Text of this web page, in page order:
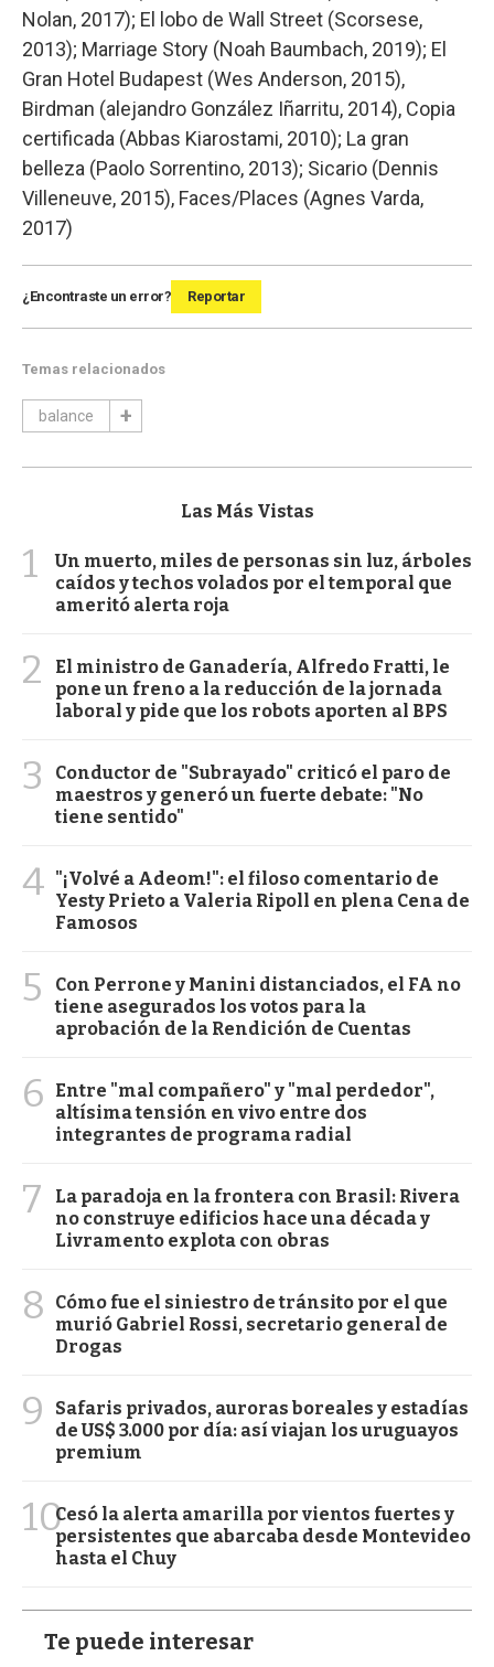
Nolan, 2017); El lobo de Wall Street (Scorsese,
2013); Marriage Story (Noah Baumbach, 2019); El
Gran Hotel Budapest (Wes Anderson, 2015),
Birdman (alejandro González Iñarritu, 2014), Copia
certificada (Abbas Kiarostami, 2010); La gran
belleza (Paolo Sorrentino, 2013); Sicario (Dennis
Villeneuve, 2015), Faces/Places (Agnes Varda,
2017)
¿Encontraste un error? Reportar
Temas relacionados
balance
Las Más Vistas
1
Un muerto, miles de personas sin luz, árboles
caídos y techos volados por el temporal que
ameritó alerta roja
2
El ministro de Ganadería, Alfredo Fratti, le
pone un freno a la reducción de la jornada
laboral y pide que los robots aporten al BPS
3
Conductor de "Subrayado" criticó el paro de
maestros y generó un fuerte debate: "No
tiene sentido"
4 "¡Volvé a Adeom!": el filoso comentario de
Yesty Prieto a Valeria Ripoll en plena Cena de
Famosos
5
Con Perrone y Manini distanciados, el FA no
tiene asegurados los votos para la
aprobación de la Rendición de Cuentas
6
Entre "mal compañero" y "mal perdedor",
altísima tensión en vivo entre dos
integrantes de programa radial
7
La paradoja en la frontera con Brasil: Rivera
no construye edificios hace una década y
Livramento explota con obras
8
Cómo fue el siniestro de tránsito por el que
murió Gabriel Rossi, secretario general de
Drogas
9
Safaris privados, auroras boreales y estadías
de US$ 3.000 por día: así viajan los uruguayos
premium
10Cesó la alerta amarilla por vientos fuertes y
persistentes que abarcaba desde Montevideo
hasta el Chuy
Te puede interesar